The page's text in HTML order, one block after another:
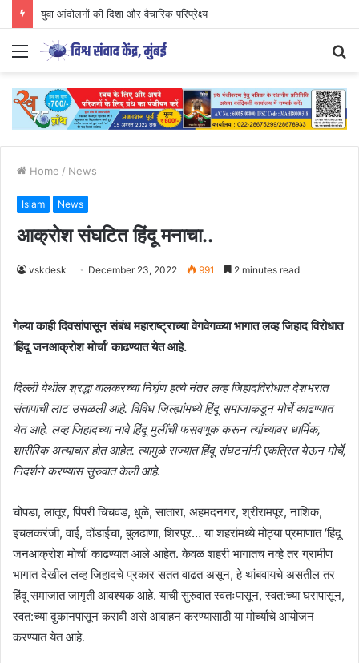
CJP आंदोलन का अध्ययन युवाओं के लिए आवश्यक..
Menu
Home / News
Islam News
आक्रोश संघटित हिंदू मनाचा..
vskdesk December 23, 2022 991 2 minutes read
गेल्या काही दिवसांपासून संबंध महाराष्ट्राच्या वेगवेगळ्या भागात लव्ह जिहाद विरोधात
‘हिंदू जनआक्रोश मोर्चा’ काढण्यात येत आहे.
दिल्ली येथील श्रद्धा वालकरच्या निर्घृण हत्ये नंतर लव्ह जिहादविरोधात देशभरात
संतापाची लाट उसळली आहे. विविध जिल्ह्यांमध्ये हिंदू समाजाकडून मोर्चे काढण्यात
येत आहे. लव्ह जिहादच्या नावे हिंदू मुलींची फसवणूक करून त्यांच्यावर धार्मिक,
शारीरिक अत्याचार होत आहेत. त्यामुळे राज्यात हिंदू संघटनांनी एकत्रित येऊन मोर्चे,
निदर्शने करण्यास सुरुवात केली आहे.
चोपडा, लातूर, पिंपरी चिंचवड, धुळे, सातारा, अहमदनगर, श्रीरामपूर, नाशिक,
इचलकरंजी, वाई, दोंडाईचा, बुलढाणा, शिरपूर… या शहरांमध्ये मोठ्या प्रमाणात ‘हिंदू
जनआक्रोश मोर्चा’ काढण्यात आले आहेत. केवळ शहरी भागातच नव्हे तर ग्रामीण
भागात देखील लव्ह जिहादचे प्रकार सतत वाढत असून, हे थांबवायचे असतील तर
हिंदू समाजात जागृती आवश्यक आहे. याची सुरुवात स्वतःपासून, स्वत:च्या घरापासून,
स्वत:च्या दुकानपासून करावी असे आवाहन करण्यासाठी या मोर्च्यांचे आयोजन
करण्यात येत आहे.